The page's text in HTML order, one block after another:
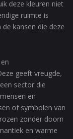
deze kleuren niet
ruimte is
kansen die deze
geeft vreugde,
sector die
en
of symbolen van
zonder doorn
en warme